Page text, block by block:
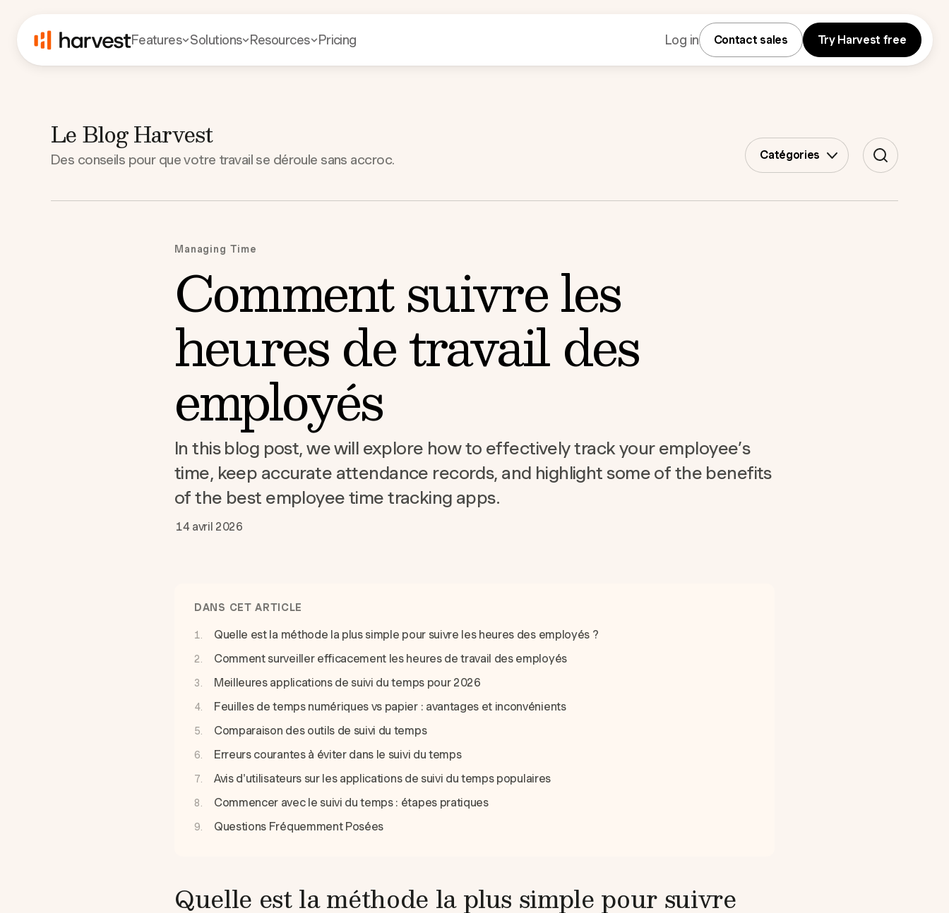
Features Solutions Resources Pricing Log in Contact sales Try Harvest free
Le Blog Harvest
Des conseils pour que votre travail se déroule sans accroc. Catégories
Managing Time
Comment suivre les
heures de travail des
employés
In this blog post, we will explore how to effectively track your employee’s
time, keep accurate attendance records, and highlight some of the benefits
of the best employee time tracking apps.
14 avril 2026
DANS CET ARTICLE
Quelle est la méthode la plus simple pour suivre les heures des employés ?
Comment surveiller efficacement les heures de travail des employés
Meilleures applications de suivi du temps pour 2026
Feuilles de temps numériques vs papier : avantages et inconvénients
Comparaison des outils de suivi du temps
Erreurs courantes à éviter dans le suivi du temps
Avis d'utilisateurs sur les applications de suivi du temps populaires
Commencer avec le suivi du temps : étapes pratiques
Questions Fréquemment Posées
Quelle est la méthode la plus simple pour suivre